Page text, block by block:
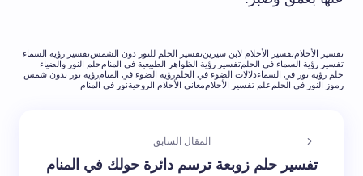
تفسير الأحلامتفسير الأحلام لابن سيرينتفسير الحلم للنور دون الشمستفسير رؤية السماء
تفسير رؤية السماء في الحلمتفسير رؤية الظواهر الطبيعية في المنامحلم النور والضياء
حلم رؤية نور في السماءدلالات الضوء في الحلمرؤية الضوء في المنامرؤية نور بدون شمس
رموز النور في الحلم علم تفسير الأحلاممعاني الأحلام الروحيةنور في المنام
المقال السابق
تفسير حلم زوبعة ترسم دائرة حولك في المنام